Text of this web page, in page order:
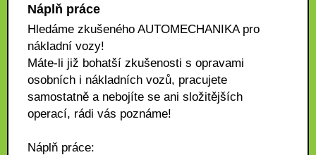
Náplň práce
Hledáme zkušeného AUTOMECHANIKA pro
nákladní vozy!
Máte-li již bohatší zkušenosti s opravami
osobních i nákladních vozů, pracujete
samostatně a nebojíte se ani složitějších
operací, rádi vás poznáme!
Náplň práce: